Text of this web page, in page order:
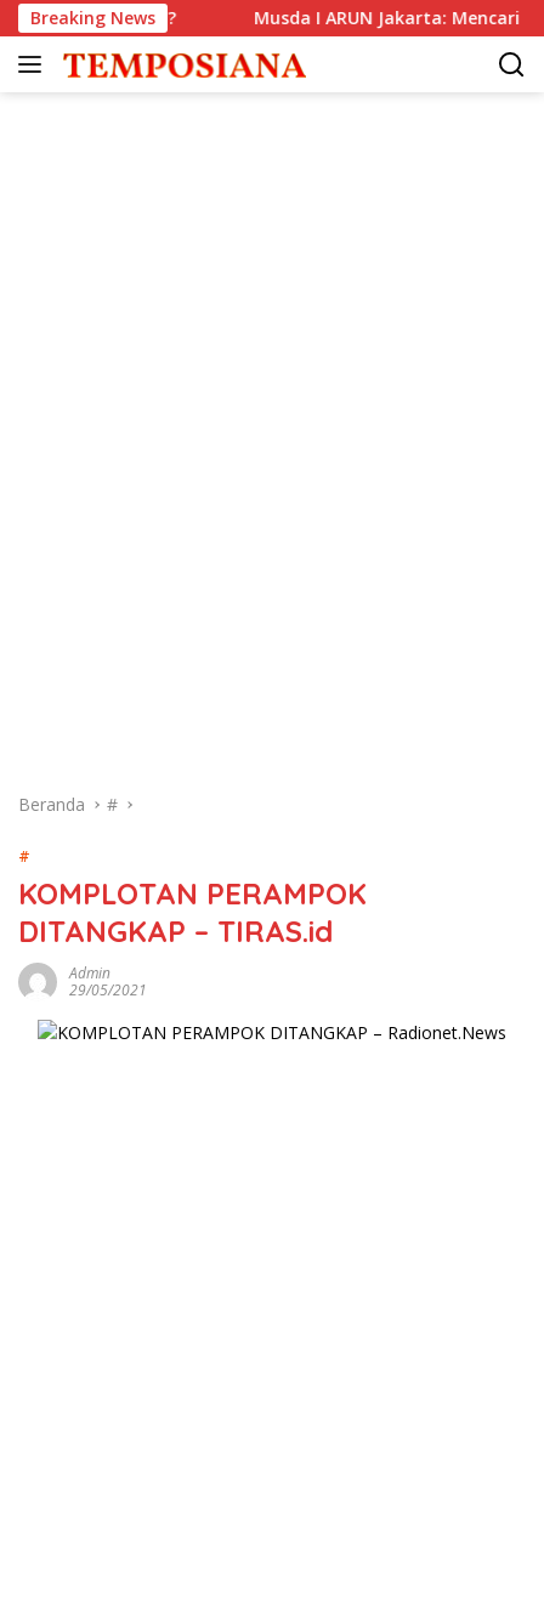
Langsung
ke
konten
Breaking News
Parah? Musda I ARUN Jakarta: Mencari Makna
Beranda #
#
KOMPLOTAN PERAMPOK
DITANGKAP – TIRAS.id
Admin
29/05/2021